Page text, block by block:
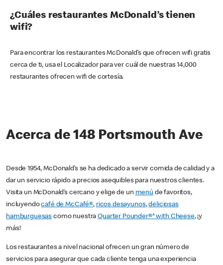
¿Cuáles restaurantes McDonald’s tienen
wifi?
Para encontrar los restaurantes McDonald’s que ofrecen wifi gratis
cerca de ti, usa el Localizador para ver cuál de nuestras 14,000
restaurantes ofrecen wifi de cortesía.
Acerca de 148 Portsmouth Ave
Desde 1954, McDonald’s se ha dedicado a servir comida de calidad y a
dar un servicio rápido a precios asequibles para nuestros clientes.
Visita un McDonald’s cercano y elige de un menú de favoritos,
incluyendocafé de McCafé®, ricos desayunos,deliciosas
hamburguesas como nuestraQuarter Pounder®* with Cheese, ¡y
más!
Los restaurantes a nivel nacional ofrecen un gran número de
servicios para asegurar que cada cliente tenga una experiencia